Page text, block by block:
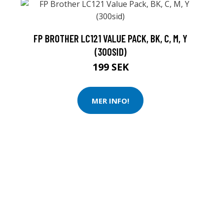
FP BROTHER LC121 VALUE PACK, BK, C, M, Y
(300SID)
199 SEK
MER INFO!